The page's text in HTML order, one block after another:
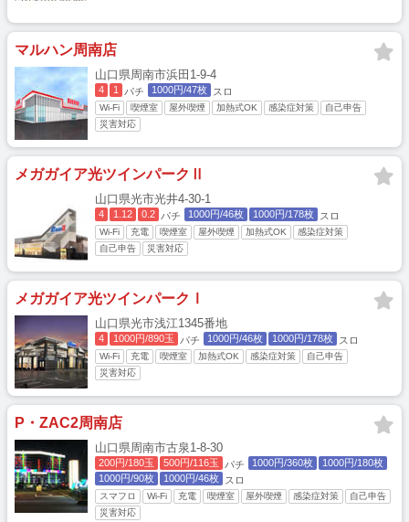
マルハン周南店
山口県周南市浜田1-9-4
4 1 パチ 1000円/47枚 スロ
Wi-Fi 喫煙室 屋外喫煙 加熱式OK 感染症対策
自己申告
災害対応
メガガイア光ツインパークⅡ
山口県光市光井4-30-1
4 1.12 0.2 パチ 1000円/46枚 1000円/178枚 スロ
Wi-Fi 充電 喫煙室 屋外喫煙 加熱式OK
感染症対策
自己申告
災害対応
メガガイア光ツインパークⅠ
山口県光市浅江1345番地
4 1000円/890玉 パチ 1000円/46枚 1000円/178枚 スロ
Wi-Fi 充電 喫煙室 加熱式OK 感染症対策
自己申告
災害対応
P・ZAC2周南店
山口県周南市古泉1-8-30
200円/180玉 500円/116玉 パチ 1000円/360枚
1000円/180枚
1000円/90枚
1000円/46枚 スロ
スマフロ Wi-Fi 充電 喫煙室 屋外喫煙 感染症対策
自己申告
災害対応